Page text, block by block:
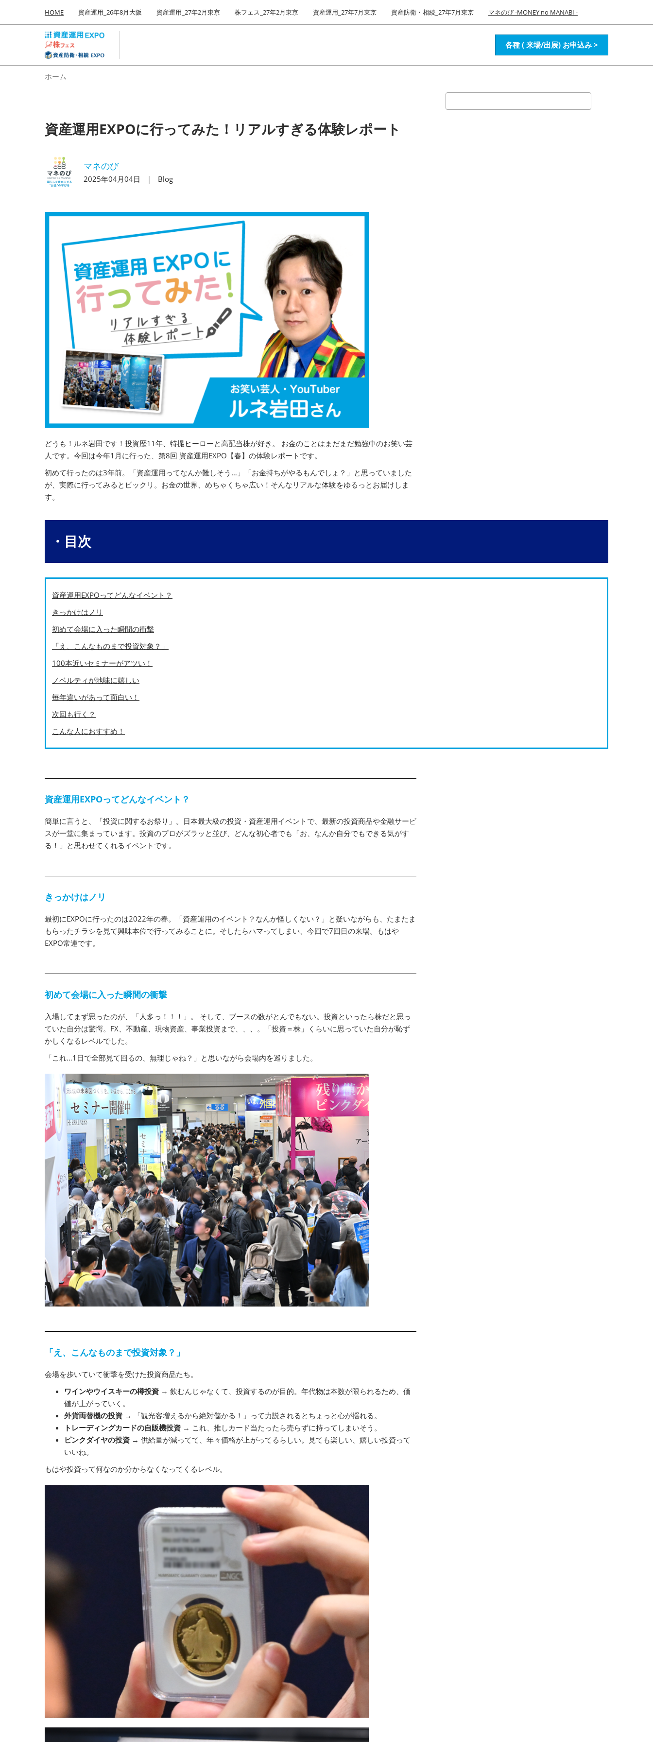
キ
ッ
プ
し
て
進
to
HOME 資産運用_26年8月大阪 資産運用_27年2月東京 株フェス_27年2月東京 資産運用_27年7月東京 資産防衛・相続_27年7月東京 マネのび -MONEY no MANABI -
各種 ( 来場/出展) お申込み >
ホーム
資産運用EXPOに行ってみた！リアルすぎる体験レポート
マネのび
2025年04月04日 Blog
どうも！ルネ岩田です！投資歴11年、特撮ヒーローと高配当株が好き。 お金のことはまだまだ勉強中のお笑い芸
人です。今回は今年1月に行った、第8回 資産運用EXPO【春】の体験レポートです。
初めて行ったのは3年前。「資産運用ってなんか難しそう…」「お金持ちがやるもんでしょ？」と思っていました
が、実際に行ってみるとビックリ。お金の世界、めちゃくちゃ広い！そんなリアルな体験をゆるっとお届けしま
す。
・目次
資産運用EXPOってどんなイベント？
きっかけはノリ
初めて会場に入った瞬間の衝撃
「え、こんなものまで投資対象？」
100本近いセミナーがアツい！
ノベルティが地味に嬉しい
毎年違いがあって面白い！
次回も行く？
こんな人におすすめ！
資産運用EXPOってどんなイベント？
簡単に言うと、「投資に関するお祭り」。日本最大級の投資・資産運用イベントで、最新の投資商品や金融サービ
スが一堂に集まっています。投資のプロがズラッと並び、どんな初心者でも「お、なんか自分でもできる気がす
る！」と思わせてくれるイベントです。
きっかけはノリ
最初にEXPOに行ったのは2022年の春。「資産運用のイベント？なんか怪しくない？」と疑いながらも、たまたま
もらったチラシを見て興味本位で行ってみることに。そしたらハマってしまい、今回で7回目の来場。もはや
EXPO常連です。
初めて会場に入った瞬間の衝撃
入場してまず思ったのが、「人多っ！！！」。 そして、ブースの数がとんでもない。投資といったら株だと思っ
ていた自分は驚愕。FX、不動産、現物資産、事業投資まで、、、。「投資＝株」くらいに思っていた自分が恥ず
かしくなるレベルでした。
「これ…1日で全部見て回るの、無理じゃね？」と思いながら会場内を巡りました。
「え、こんなものまで投資対象？」
会場を歩いていて衝撃を受けた投資商品たち。
ワインやウイスキーの樽投資 → 飲むんじゃなくて、投資するのが目的。年代物は本数が限られるため、価
値が上がっていく。
外貨両替機の投資 → 「観光客増えるから絶対儲かる！」って力説されるとちょっと心が揺れる。
トレーディングカードの自販機投資 → これ、推しカード当たったら売らずに持ってしまいそう。
ピンクダイヤの投資 → 供給量が減ってて、年々価格が上がってるらしい。見ても楽しい、嬉しい投資って
いいね。
もはや投資って何なのか分からなくなってくるレベル。